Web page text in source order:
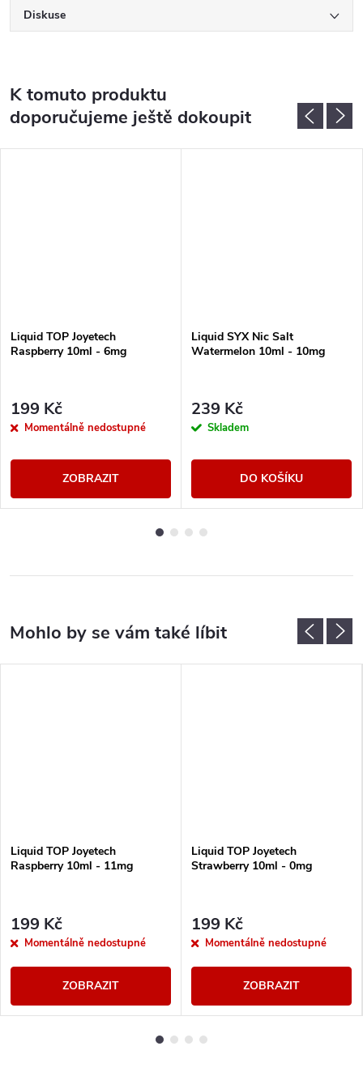
Diskuse
K tomuto produktu
doporučujeme ještě dokoupit
Liquid TOP Joyetech
Raspberry 10ml - 6mg
199 Kč
Momentálně nedostupné
ZOBRAZIT
Liquid SYX Nic Salt
Watermelon 10ml - 10mg
239 Kč
Skladem
DO KOŠÍKU
Liquid TOP Joyetech
Raspberry 10ml - 11mg
199 Kč
Momentálně nedostupné
ZOBRAZIT
Liquid TOP Joyetech
Strawberry 10ml - 0mg
199 Kč
Momentálně nedostupné
ZOBRAZIT